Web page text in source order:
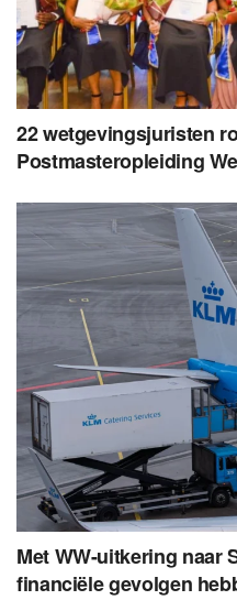
22 wetgevingsjuristen
Postmasteropleiding
Met WW-uitkering naar
financiële gevolgen